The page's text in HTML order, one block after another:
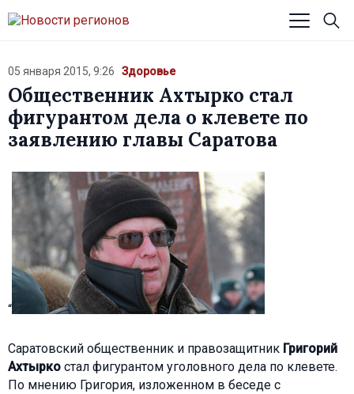
05 января 2015, 9:26 Здоровье
Общественник Ахтырко стал
фигурантом дела о клевете по
заявлению главы Саратова
“
Саратовский общественник и правозащитник Григорий
Ахтырко стал фигурантом уголовного дела по клевете.
По мнению Григория, изложенном в беседе с